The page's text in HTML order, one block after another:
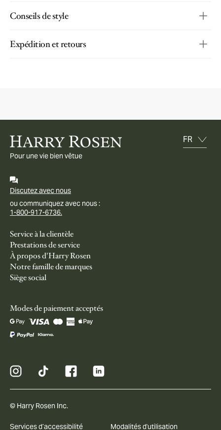
Conseils de style
Expédition et retours
Pour une vie bien vêtue
Discutez avec nous
ou communiquez avec nous :
1-800-917-6736.
Service à la clientèle
Prestations de service
À propos d'Harry Rosen
Notre famille de marques
Siège social
Modes de paiement acceptés
© Harry Rosen Inc.
Services d’accessibilité Modalités d'utilisation